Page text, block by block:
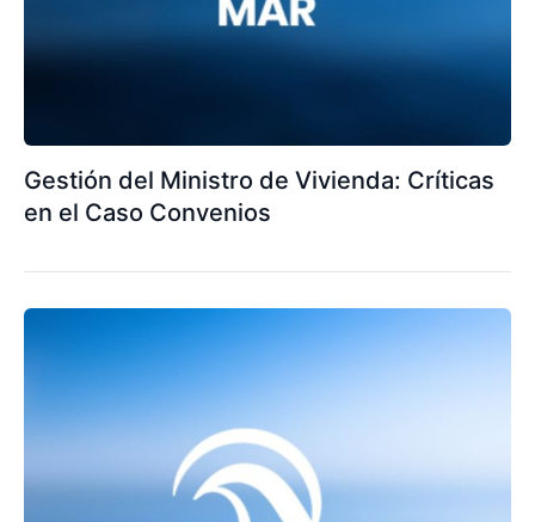
Gestión del Ministro de Vivienda: Críticas
en el Caso Convenios